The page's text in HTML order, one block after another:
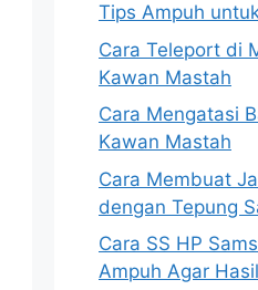
Tips Ampuh
Cara Teleport di
Kawan Mastah
Cara Mengatasi
Kawan Mastah
Cara Membuat
dengan Tepung
Cara SS HP
Ampuh Agar